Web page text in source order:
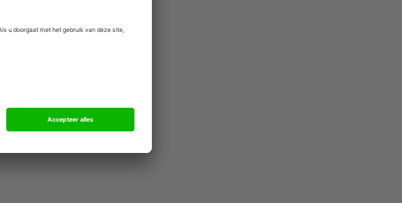
der Linden Poultry
huidige bestuurders en
voor de slachtactiviteiten.
bekendgemaakt.